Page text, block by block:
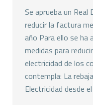
Se aprueba un
reducir la factura
año Para ello se ha
medidas para
electricidad de los
contempla: La
Electricidad desde